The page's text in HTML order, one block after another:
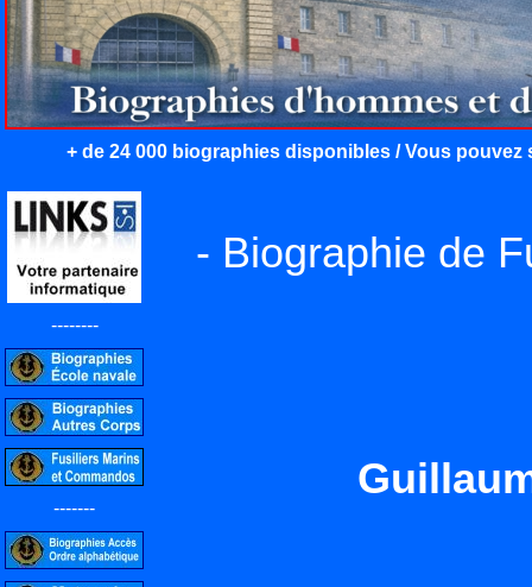
+ de 24 000 biographies disponibles / Vous
--------
-------
- Biographie de